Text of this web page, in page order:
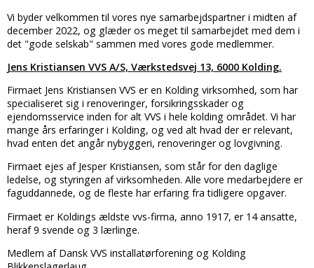
Vi byder velkommen til vores nye samarbejdspartner i midten af
december 2022, og glæder os meget til samarbejdet med dem i
det "gode selskab" sammen med vores gode medlemmer.
Jens Kristiansen VVS A/S, Værkstedsvej 13, 6000 Kolding.
​Firmaet Jens Kristiansen VVS er en Kolding virksomhed, som har
specialiseret sig i renoveringer, forsikringsskader og
ejendomsservice inden for alt VVS i hele kolding området. Vi har
mange års erfaringer i Kolding, og ved alt hvad der er relevant,
hvad enten det angår nybyggeri, renoveringer og lovgivning.
Firmaet ejes af Jesper Kristiansen, som står for den daglige
ledelse, og styringen af virksomheden. Alle vore medarbejdere er
faguddannede, og de fleste har erfaring fra tidligere opgaver.​
Firmaet er Koldings ældste vvs-firma, anno 1917, er 14 ansatte,
heraf 9 svende og 3 lærlinge.
Medlem af Dansk VVS installatørforening og Kolding